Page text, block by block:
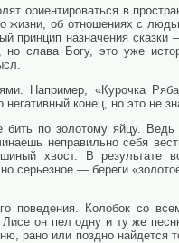
ориентироваться в
об отношениях с
назначения сказки
но слава Богу, это уже
Например, «Курочка
конец, но это не
бить по золотому яйцу.
неправильно себя
хвост. В результате
серьезное — береги
поведения. Колобок со
он пел одну и ту же
рано или поздно найдется